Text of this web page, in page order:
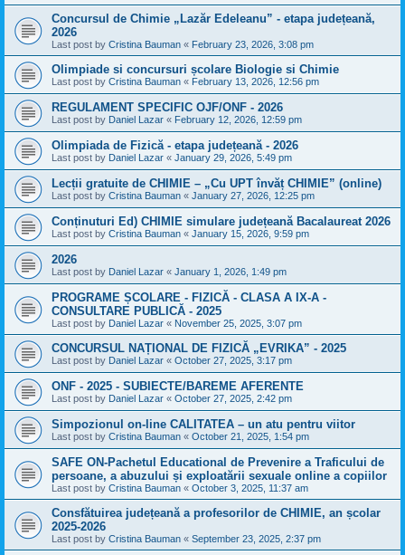
Concursul de Chimie „Lazăr Edeleanu” - etapa județeană,
2026
Last post by Cristina Bauman « February 23, 2026, 3:08 pm
Olimpiade si concursuri școlare Biologie si Chimie
Last post by Cristina Bauman « February 13, 2026, 12:56 pm
REGULAMENT SPECIFIC OJF/ONF - 2026
Last post by Daniel Lazar « February 12, 2026, 12:59 pm
Olimpiada de Fizică - etapa județeană - 2026
Last post by Daniel Lazar « January 29, 2026, 5:49 pm
Lecții gratuite de CHIMIE – „Cu UPT învăț CHIMIE” (online)
Last post by Cristina Bauman « January 27, 2026, 12:25 pm
Conținuturi Ed) CHIMIE simulare județeană Bacalaureat 2026
Last post by Cristina Bauman « January 15, 2026, 9:59 pm
2026
Last post by Daniel Lazar « January 1, 2026, 1:49 pm
PROGRAME ȘCOLARE - FIZICĂ - CLASA A IX-A -
CONSULTARE PUBLICĂ - 2025
Last post by Daniel Lazar « November 25, 2025, 3:07 pm
CONCURSUL NAȚIONAL DE FIZICĂ „EVRIKA” - 2025
Last post by Daniel Lazar « October 27, 2025, 3:17 pm
ONF - 2025 - SUBIECTE/BAREME AFERENTE
Last post by Daniel Lazar « October 27, 2025, 2:42 pm
Simpozionul on-line CALITATEA – un atu pentru viitor
Last post by Cristina Bauman « October 21, 2025, 1:54 pm
SAFE ON-Pachetul Educational de Prevenire a Traficului de
persoane, a abuzului și exploatării sexuale online a copiilor
Last post by Cristina Bauman « October 3, 2025, 11:37 am
Consfătuirea județeană a profesorilor de CHIMIE, an școlar
2025-2026
Last post by Cristina Bauman « September 23, 2025, 2:37 pm